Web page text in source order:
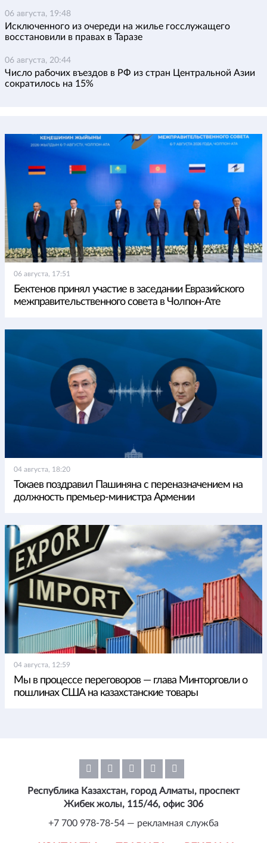
06 августа, 19:48
Исключенного из очереди на жилье госслужащего
восстановили в правах в Таразе
06 августа, 20:44
Число рабочих въездов в РФ из стран Центральной Азии
сократилось на 15%
06 августа, 17:51
Бектенов принял участие в заседании Евразийского
межправительственного совета в Чолпон-Ате
04 августа, 18:20
Токаев поздравил Пашиняна с переназначением на
должность премьер-министра Армении
04 августа, 12:59
Мы в процессе переговоров — глава Минторговли о
пошлинах США на казахстанские товары
Республика Казахстан, город Алматы, проспект
Жибек жолы, 115/46, офис 306
+7 700 978-78-54 — рекламная служба